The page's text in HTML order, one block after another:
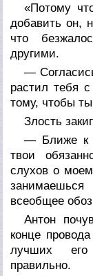
«Потому
добавить он,
что
другими.
—
растил тебя с
тому, чтобы
Злость
— Ближе к
твои
слухов о
всеобщее
Антон
конце
лучших его
правильно.